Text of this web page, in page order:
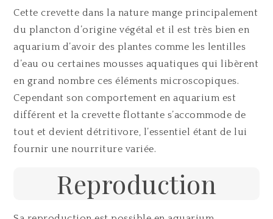
Cette crevette dans la nature mange principalement
du plancton d’origine végétal et il est très bien en
aquarium d’avoir des plantes comme les lentilles
d’eau ou certaines mousses aquatiques qui libèrent
en grand nombre ces éléments microscopiques.
Cependant son comportement en aquarium est
différent et la crevette flottante s’accommode de
tout et devient détritivore, l’essentiel étant de lui
fournir une nourriture variée.
Reproduction